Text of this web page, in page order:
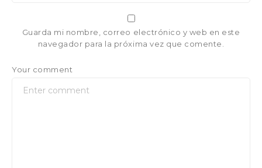
Guarda mi nombre, correo electrónico y web en este
navegador para la próxima vez que comente.
Your comment